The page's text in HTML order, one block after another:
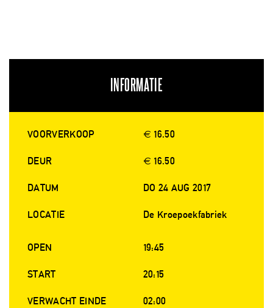
INFORMATIE
VOORVERKOOP € 16.50
DEUR € 16.50
DATUM DO 24 AUG 2017
LOCATIE De Kroepoekfabriek
OPEN 19:45
START 20:15
VERWACHT EINDE 02:00